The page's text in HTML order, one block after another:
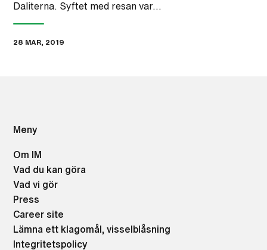
Daliterna. Syftet med resan var…
28 MAR, 2019
Meny
Om IM
Vad du kan göra
Vad vi gör
Press
Career site
Lämna ett klagomål, visselblåsning
Integritetspolicy